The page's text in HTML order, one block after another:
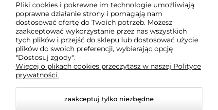
Płatności i dostawa
Informacje
O nas
Pliki cookies i pokrewne im technologie umożliwiają
poprawne działanie strony i pomagają nam
dostosować ofertę do Twoich potrzeb. Możesz
zaakceptować wykorzystanie przez nas wszystkich
tych plików i przejść do sklepu lub dostosować użycie
plików do swoich preferencji, wybierając opcję
"Dostosuj zgody".
Więcej o plikach cookies przeczytasz w naszej Polityce
prywatności.
zaakceptuj tylko niezbędne